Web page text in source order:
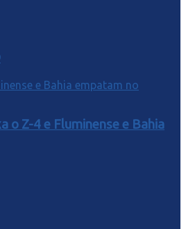
o Z-4 e Fluminense e Bahia